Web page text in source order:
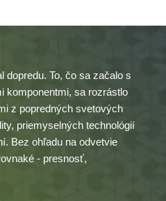
dopredu. To, čo sa začalo s
komponentmi, sa rozrástlo
z popredných svetových
priemyselných technológií
Bez ohľadu na odvetvie
- presnosť,